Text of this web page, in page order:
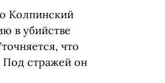
Колпинский
в убийстве
что
Под стражей он